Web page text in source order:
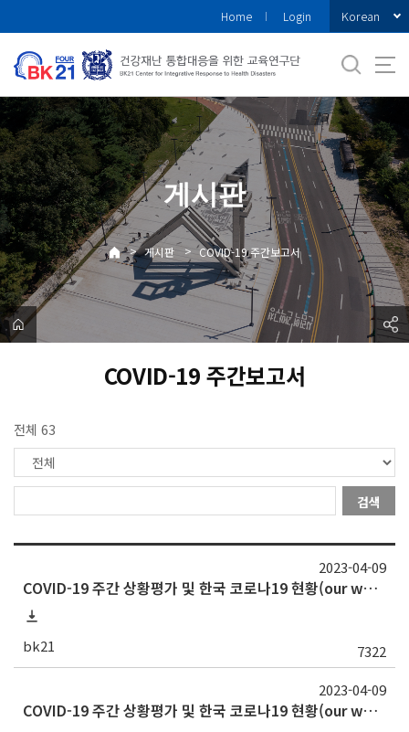
로
메
뉴
Home Login Korean
게시판
> 게시판 > COVID-19 주간보고서
COVID-19 주간보고서
전체 63
검색
COVID-19 주간 상황평가 및 한국 코로나19 현황(our world in data) - 2023년 3월 24일
bk21 7322
2023-04-09
COVID-19 주간 상황평가 및 한국 코로나19 현황(our world in data) - 2023년 4월 7일
2023-04-09